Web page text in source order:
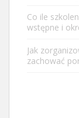
Co ile
wstępne i
Jak
zachować